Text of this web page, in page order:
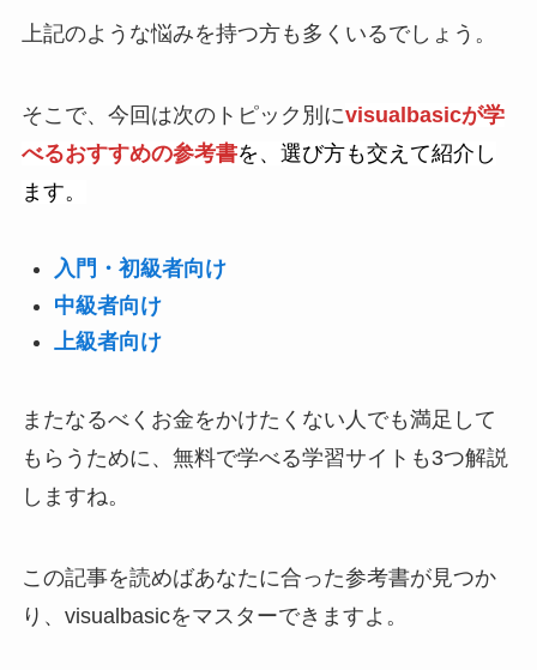
上記のような悩みを持つ方も多くいるでしょう。
そこで、今回は次のトピック別にvisualbasicが学
べるおすすめの参考書を、選び方も交えて紹介し
ます。
入門・初級者向け
中級者向け
上級者向け
またなるべくお金をかけたくない人でも満足して
もらうために、無料で学べる学習サイトも3つ解説
しますね。
この記事を読めばあなたに合った参考書が見つか
り、visualbasicをマスターできますよ。